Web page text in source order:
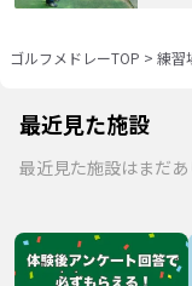
ゴルフメドレーTOP > 練習
最近見た施設
最近見た施設はまだあ